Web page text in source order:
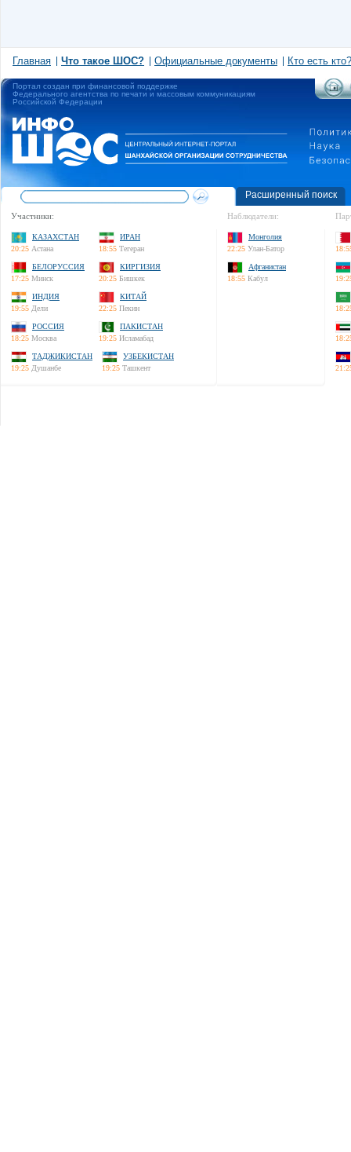
Главная Что такое ШОС? Официальные документы Кто есть кто?
Портал создан при финансовой поддержке
Федерального агентства по печати и массовым коммуникациям
Российской Федерации
Расширенный поиск
Участники:
КАЗАХСТАН
20:25 Астана
ИРАН
18:55 Тегеран
БЕЛОРУССИЯ
17:25 Минск
КИРГИЗИЯ
20:25 Бишкек
ИНДИЯ
19:55 Дели
КИТАЙ
22:25 Пекин
РОССИЯ
18:25 Москва
ПАКИСТАН
19:25 Исламабад
ТАДЖИКИСТАН
19:25 Душанбе
УЗБЕКИСТАН
19:25 Ташкент
Наблюдатели:
Монголия
22:25 Улан-Батор
Афганистан
18:55 Кабул